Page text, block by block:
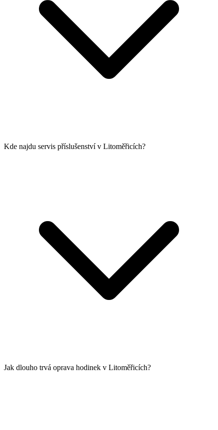
Kde najdu servis příslušenství v Litoměřicích?
Jak dlouho trvá oprava hodinek v Litoměřicích?